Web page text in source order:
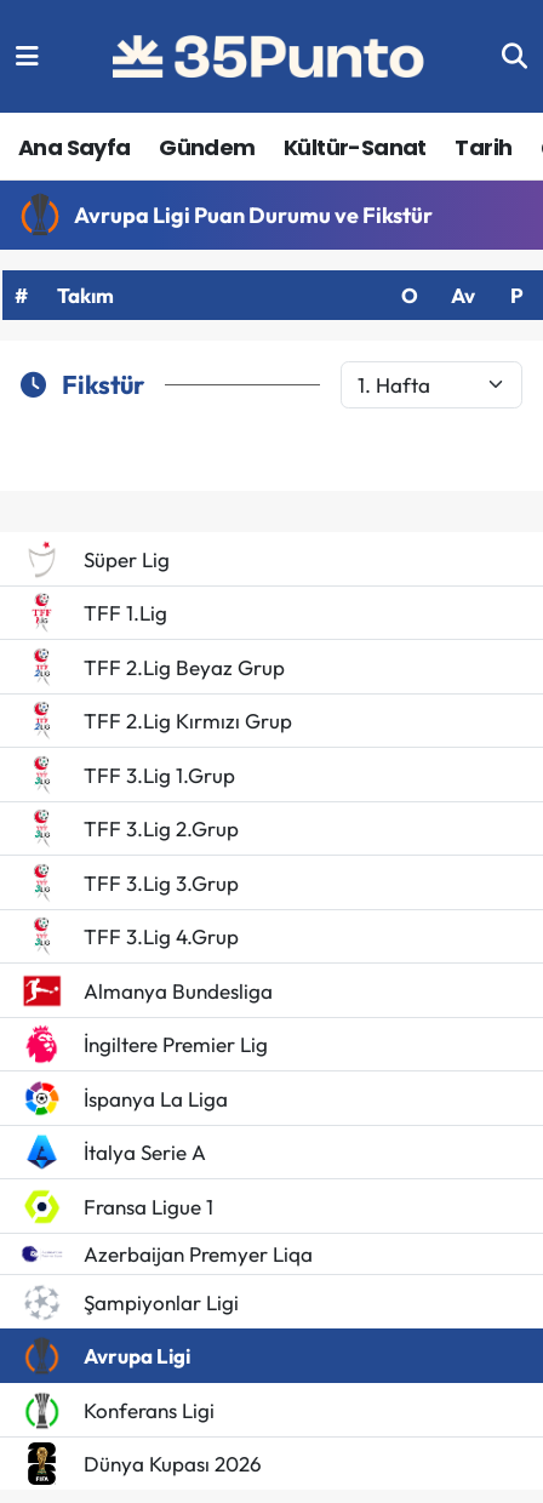
Ana Sayfa Gündem Kültür-Sanat Tarih
Avrupa Ligi Puan Durumu ve Fikstür
# Takım O Av P
Fikstür
Süper Lig
TFF 1.Lig
TFF 2.Lig Beyaz Grup
TFF 2.Lig Kırmızı Grup
TFF 3.Lig 1.Grup
TFF 3.Lig 2.Grup
TFF 3.Lig 3.Grup
TFF 3.Lig 4.Grup
Almanya Bundesliga
İngiltere Premier Lig
İspanya La Liga
İtalya Serie A
Fransa Ligue 1
Azerbaijan Premyer Liqa
Şampiyonlar Ligi
Avrupa Ligi
Konferans Ligi
Dünya Kupası 2026